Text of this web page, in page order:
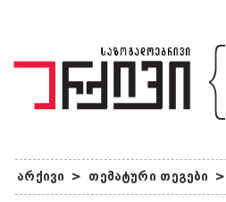
{
არქივი > თემატური თეგები >